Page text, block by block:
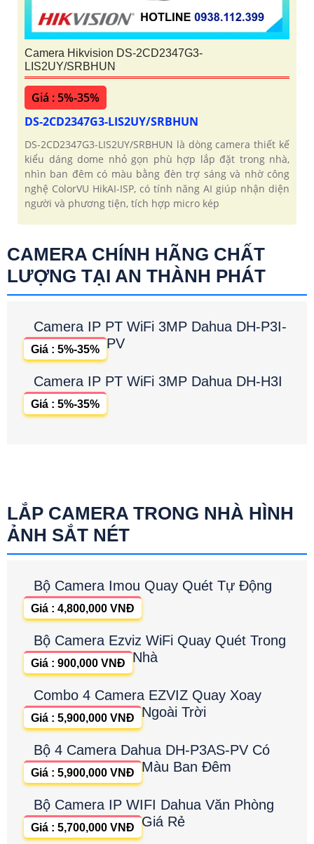
Camera Hikvision DS-2CD2347G3-
LIS2UY/SRBHUN
Giá : 5%-35%
DS-2CD2347G3-LIS2UY/SRBHUN
DS-2CD2347G3-LIS2UY/SRBHUN là dòng camera thiết kế
kiểu dáng dome nhỏ gọn phù hợp lắp đặt trong nhà,
nhìn ban đêm có màu bằng đèn trợ sáng và nhờ công
nghệ ColorVU HikAI-ISP, có tính năng AI giúp nhận diện
người và phương tiện, tích hợp micro kép
CAMERA CHÍNH HÃNG CHẤT
LƯỢNG TẠI AN THÀNH PHÁT
Camera IP PT WiFi 3MP Dahua DH-P3I-
PV
Giá : 5%-35%
Camera IP PT WiFi 3MP Dahua DH-H3I
Giá : 5%-35%
LẮP CAMERA TRONG NHÀ HÌNH
ẢNH SẮT NÉT
Bộ Camera Imou Quay Quét Tự Động
Giá : 4,800,000 VNĐ
Bộ Camera Ezviz WiFi Quay Quét Trong
Nhà
Giá : 900,000 VNĐ
Combo 4 Camera EZVIZ Quay Xoay
Ngoài Trời
Giá : 5,900,000 VNĐ
Bộ 4 Camera Dahua DH-P3AS-PV Có
Màu Ban Đêm
Giá : 5,900,000 VNĐ
Bộ Camera IP WIFI Dahua Văn Phòng
Giá Rẻ
Giá : 5,700,000 VNĐ